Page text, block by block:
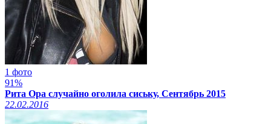
1 фото
91%
Рита Ора случайно оголила сиську, Сентябрь 2015
22.02.2016